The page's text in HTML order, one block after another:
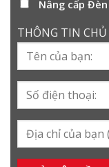
Nâng cấp Đèn
THÔNG TIN CHỦ